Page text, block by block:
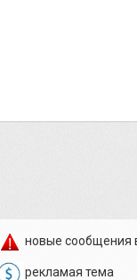
новые сообщения
рекламая тема